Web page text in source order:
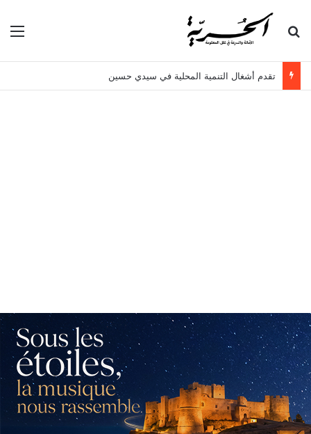
بحث عن
تقدم أشغال التنمية المحلية في سيدي حسين